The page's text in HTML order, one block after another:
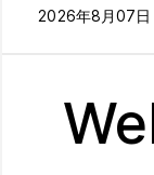
2026年8月07日 |